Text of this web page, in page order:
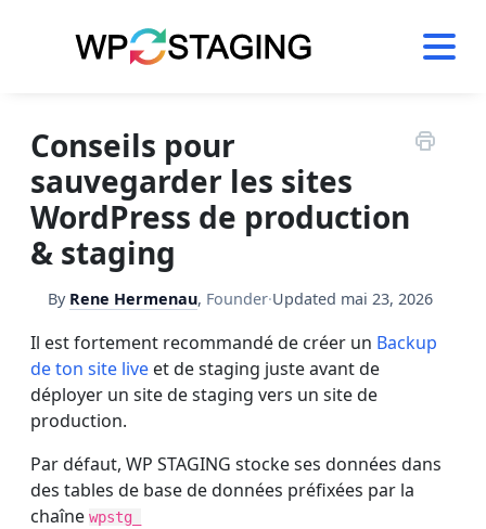
Conseils pour
sauvegarder les sites
WordPress de production
& staging
By Rene Hermenau, Founder·Updated mai 23, 2026
Il est fortement recommandé de créer un Backup
de ton site live et de staging juste avant de
déployer un site de staging vers un site de
production.
Par défaut, WP STAGING stocke ses données dans
des tables de base de données préfixées par la
chaîne wpstg_